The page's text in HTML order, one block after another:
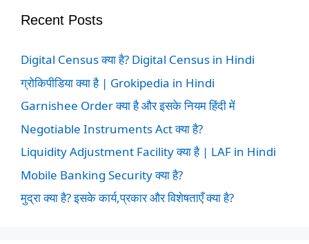
Recent Posts
Digital Census क्या है? Digital Census in Hindi
ग्रोकिपीडिया क्या है | Grokipedia in Hindi
Garnishee Order क्या है और इसके नियम हिंदी में
Negotiable Instruments Act क्या है?
Liquidity Adjustment Facility क्या है | LAF in Hindi
Mobile Banking Security क्या है?
मुद्रा क्या है? इसके कार्य,प्रकार और विशेषताएँ क्या है?